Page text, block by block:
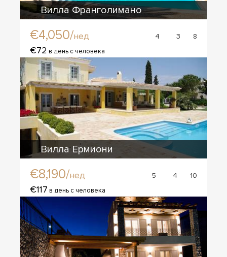
Вилла Франголимано
€4,050/нед 4 3 8
€72 в день с человека
Вилла Ермиони
€8,190/нед 5 4 10
€117 в день с человека